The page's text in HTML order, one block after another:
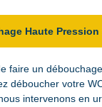
Haute Pression
faire un
déboucher votre
intervenons en